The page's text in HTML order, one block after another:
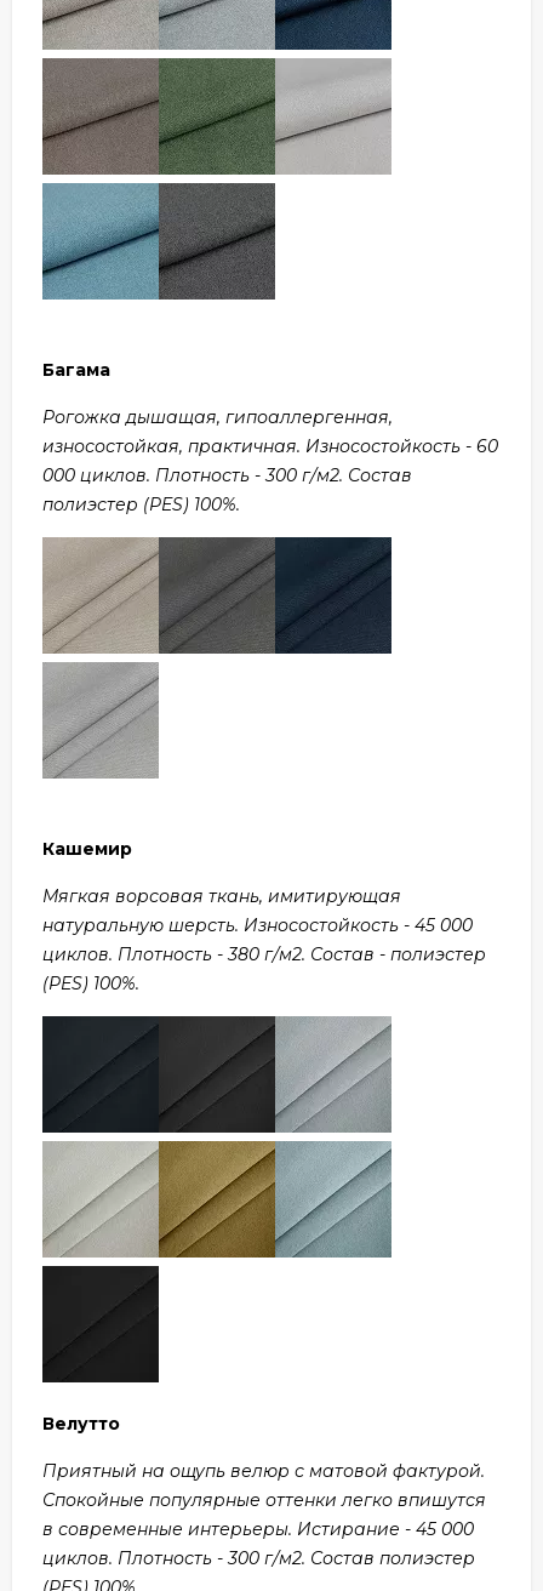
Багама
Рогожка дышащая, гипоаллергенная,
износостойкая, практичная. Износостойкость - 60
000 циклов. Плотность - 300 г/м2. Состав
полиэстер (PES) 100%.
Кашемир
Мягкая ворсовая ткань, имитирующая
натуральную шерсть. Износостойкость - 45 000
циклов. Плотность - 380 г/м2. Состав - полиэстер
(PES) 100%.
Велутто
Приятный на ощупь велюр с матовой фактурой.
Спокойные популярные оттенки легко впишутся
в современные интерьеры. Истирание - 45 000
циклов. Плотность - 300 г/м2. Состав полиэстер